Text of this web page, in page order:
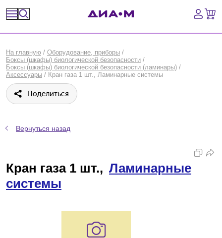
Оборудование, приборы
Расходные материалы, пластик, стекло
Предметный указатель
Войти
На главную / Оборудование, приборы /
Боксы (шкафы) биологической безопасности /
Боксы (шкафы) биологической безопасности (ламинары) /
Аксессуары / Кран газа 1 шт., Ламинарные системы
Поделиться
Вернуться назад
Кран газа 1 шт., Ламинарные
системы